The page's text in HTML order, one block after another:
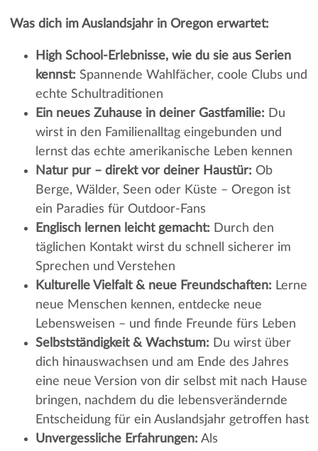
Was dich im Auslandsjahr in Oregon erwartet:
High School-Erlebnisse, wie du sie aus Serien
kennst: Spannende Wahlfächer, coole Clubs und
echte Schultraditionen
Ein neues Zuhause in deiner Gastfamilie: Du
wirst in den Familienalltag eingebunden und
lernst das echte amerikanische Leben kennen
Natur pur – direkt vor deiner Haustür: Ob
Berge, Wälder, Seen oder Küste – Oregon ist
ein Paradies für Outdoor-Fans
Englisch lernen leicht gemacht: Durch den
täglichen Kontakt wirst du schnell sicherer im
Sprechen und Verstehen
Kulturelle Vielfalt & neue Freundschaften: Lerne
neue Menschen kennen, entdecke neue
Lebensweisen – und finde Freunde fürs Leben
Selbstständigkeit & Wachstum: Du wirst über
dich hinauswachsen und am Ende des Jahres
eine neue Version von dir selbst mit nach Hause
bringen, nachdem du die lebensverändernde
Entscheidung für ein Auslandsjahr getroffen hast
Unvergessliche Erfahrungen: Als